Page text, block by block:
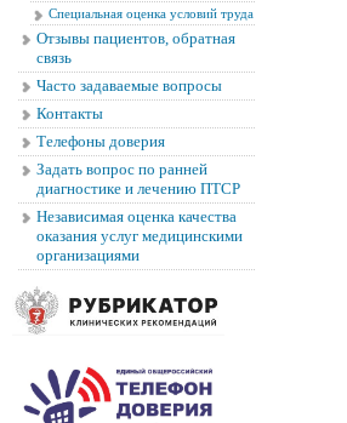
Специальная оценка условий труда
Отзывы пациентов, обратная
связь
Часто задаваемые вопросы
Контакты
Телефоны доверия
Задать вопрос по ранней
диагностике и лечению ПТСР
Независимая оценка качества
оказания услуг медицинскими
организациями